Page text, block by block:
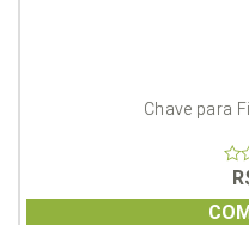
Chave para
of